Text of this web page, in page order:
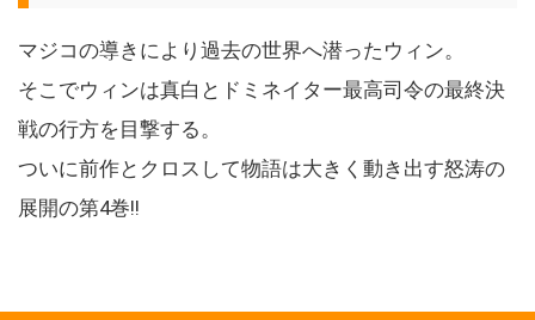
マジコの導きにより過去の世界へ潜ったウィン。
そこでウィンは真白とドミネイター最高司令の最終決
戦の行方を目撃する。
ついに前作とクロスして物語は大きく動き出す怒涛の
展開の第4巻!!